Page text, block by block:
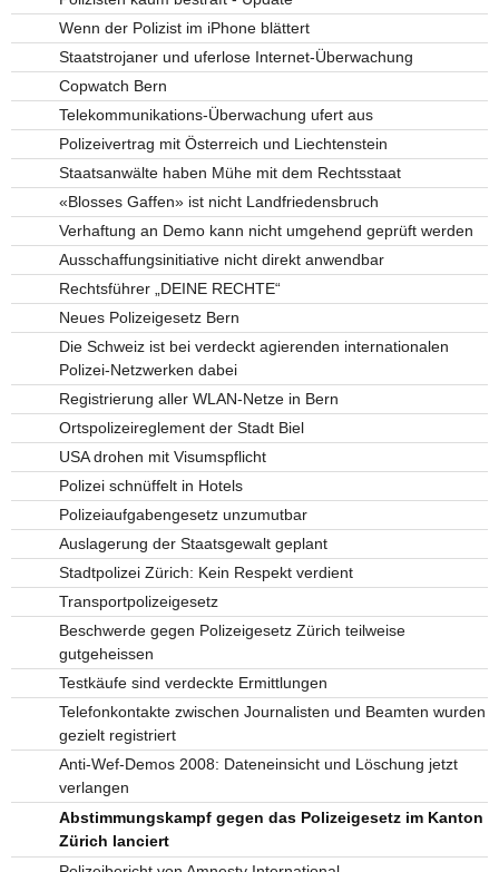
Wenn der Polizist im iPhone blättert
Staatstrojaner und uferlose Internet-Überwachung
Copwatch Bern
Telekommunikations-Überwachung ufert aus
Polizeivertrag mit Österreich und Liechtenstein
Staatsanwälte haben Mühe mit dem Rechtsstaat
«Blosses Gaffen» ist nicht Landfriedensbruch
Verhaftung an Demo kann nicht umgehend geprüft werden
Ausschaffungsinitiative nicht direkt anwendbar
Rechtsführer „DEINE RECHTE“
Neues Polizeigesetz Bern
Die Schweiz ist bei verdeckt agierenden internationalen
Polizei-Netzwerken dabei
Registrierung aller WLAN-Netze in Bern
Ortspolizeireglement der Stadt Biel
USA drohen mit Visumspflicht
Polizei schnüffelt in Hotels
Polizeiaufgabengesetz unzumutbar
Auslagerung der Staatsgewalt geplant
Stadtpolizei Zürich: Kein Respekt verdient
Transportpolizeigesetz
Beschwerde gegen Polizeigesetz Zürich teilweise
gutgeheissen
Testkäufe sind verdeckte Ermittlungen
Telefonkontakte zwischen Journalisten und Beamten wurden
gezielt registriert
Anti-Wef-Demos 2008: Dateneinsicht und Löschung jetzt
verlangen
Abstimmungskampf gegen das Polizeigesetz im Kanton
Zürich lanciert